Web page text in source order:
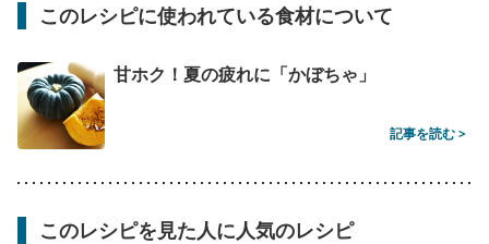
このレシピに使われている食材について
甘ホク！夏の疲れに「かぼちゃ」
記事を読む >
このレシピを見た人に人気のレシピ